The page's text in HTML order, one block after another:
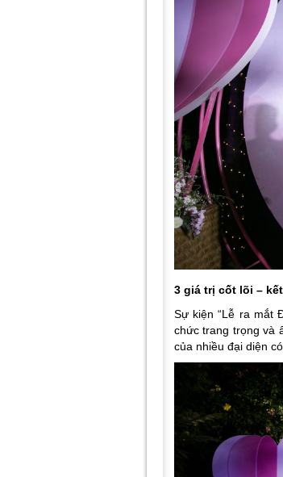
3 giá trị cốt lõi –
Sự kiện “Lễ ra mắt
chức trang trọng và
của nhiều đại diện